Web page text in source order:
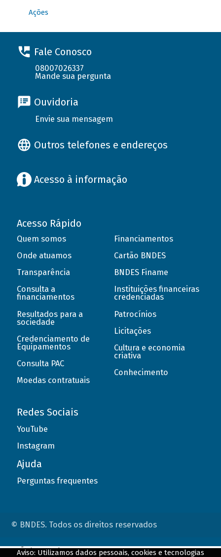
Ações
Fale Conosco
08007026337
Mande sua pergunta
Ouvidoria
Envie sua mensagem
Outros telefones e endereços
Acesso à informação
Acesso Rápido
Quem somos
Onde atuamos
Transparência
Consulta a
financiamentos
Resultados para a
sociedade
Credenciamento de
Equipamentos
Consulta PAC
Moedas contratuais
Financiamentos
Cartão BNDES
BNDES Finame
Instituições financeiras
credenciadas
Patrocínios
Licitações
Cultura e economia
criativa
Conhecimento
Redes Sociais
YouTube
Instagram
Ajuda
Perguntas frequentes
© BNDES. Todos os direitos reservados
Aviso: Utilizamos dados pessoais, cookies e tecnologias
ConteÃºdo complementar